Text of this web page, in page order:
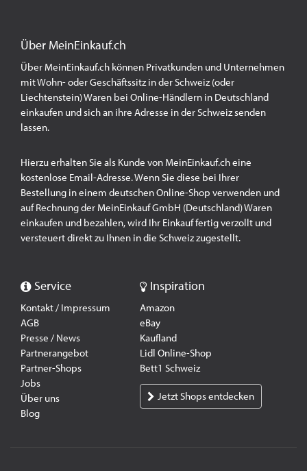
Über MeinEinkauf.ch
Über MeinEinkauf.ch können Privatkunden und Unternehmen
mit Wohn- oder Geschäftssitz in der Schweiz (oder
Liechtenstein) Waren bei Online-Händlern in Deutschland
einkaufen und sich an ihre Adresse in der Schweiz senden
lassen.
Hierzu erhalten Sie als Kunde von MeinEinkauf.ch eine
kostenlose Email-Adresse. Wenn Sie diese bei Ihrer
Bestellung in einem deutschen Online-Shop verwenden und
auf Rechnung der MeinEinkauf GmbH (Deutschland) Waren
einkaufen und bezahlen, wird Ihr Einkauf fertig verzollt und
versteuert direkt zu Ihnen in die Schweiz zugestellt.
Service
Kontakt / Impressum
AGB
Presse / News
Partnerangebot
Partner-Shops
Jobs
Über uns
Blog
Inspiration
Amazon
eBay
Kaufland
Lidl Online-Shop
Bett1 Schweiz
Jetzt Shops entdecken